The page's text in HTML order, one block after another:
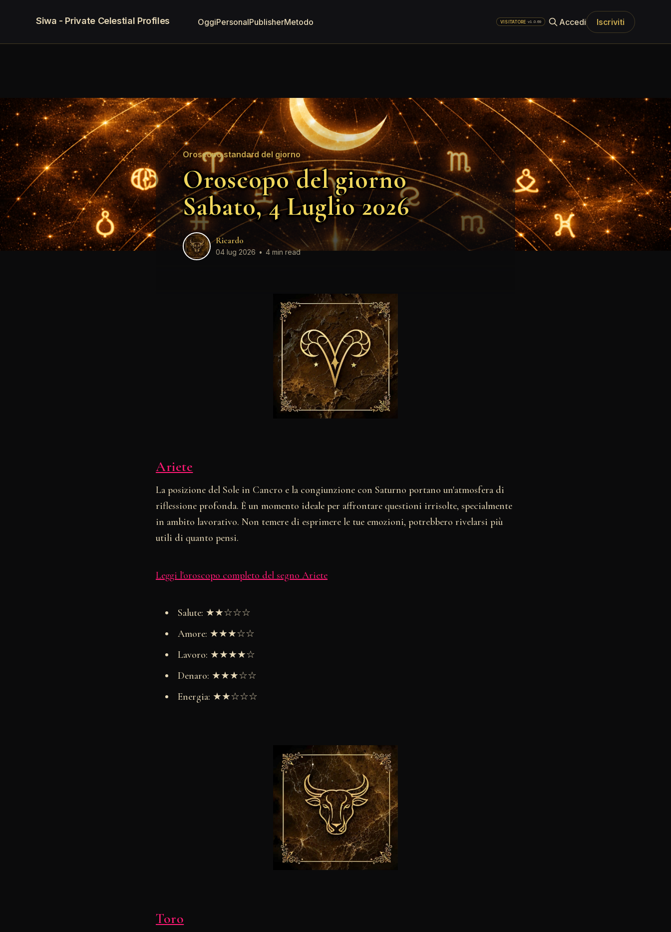
Siwa - Private Celestial Profiles OggiPersonalPublisherMetodo VISITATORE ·v1.0.69 Accedi Iscriviti
Oroscopo standard del giorno
Oroscopo del giorno
Sabato, 4 Luglio 2026
Ricardo
04 lug 2026 • 4 min read
Ariete
La posizione del Sole in Cancro e la congiunzione con Saturno portano un'atmosfera di
riflessione profonda. È un momento ideale per affrontare questioni irrisolte, specialmente
in ambito lavorativo. Non temere di esprimere le tue emozioni, potrebbero rivelarsi più
utili di quanto pensi.
Leggi l'oroscopo completo del segno Ariete
Salute: ★★☆☆☆
Amore: ★★★☆☆
Lavoro: ★★★★☆
Denaro: ★★★☆☆
Energia: ★★☆☆☆
Toro